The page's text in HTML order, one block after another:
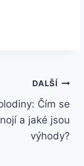
DALŠÍ
Čím se
a jaké jsou
výhody?